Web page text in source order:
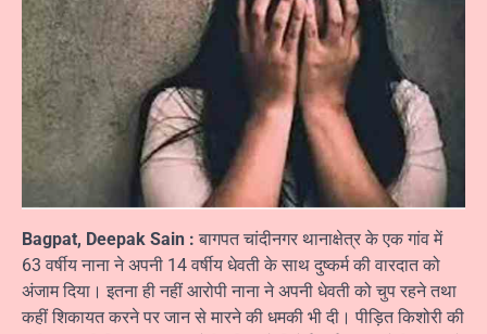
Bagpat, Deepak Sain : बागपत चांदीनगर थानाक्षेत्र के एक गांव में
63 वर्षीय नाना ने अपनी 14 वर्षीय धेवती के साथ दुष्कर्म की वारदात को
अंजाम दिया। इतना ही नहीं आरोपी नाना ने अपनी धेवती को चुप रहने तथा
कहीं शिकायत करने पर जान से मारने की धमकी भी दी। पीड़ित किशोरी की